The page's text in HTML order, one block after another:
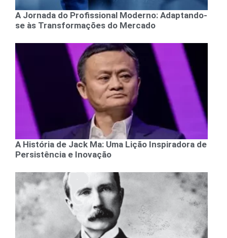
A Jornada do Profissional Moderno: Adaptando-
se às Transformações do Mercado
A História de Jack Ma: Uma Lição Inspiradora de
Persistência e Inovação